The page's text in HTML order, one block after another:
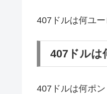
407ドルは何ユー
407ドルは
407ドルは何ポン